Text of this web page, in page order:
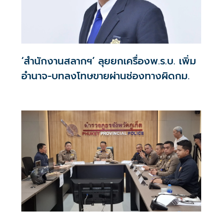
‘สำนักงานสลากฯ’ ลุยยกเครื่องพ.ร.บ. เพิ่ม
อำนาจ-บทลงโทษขายผ่านช่องทางผิดกม.